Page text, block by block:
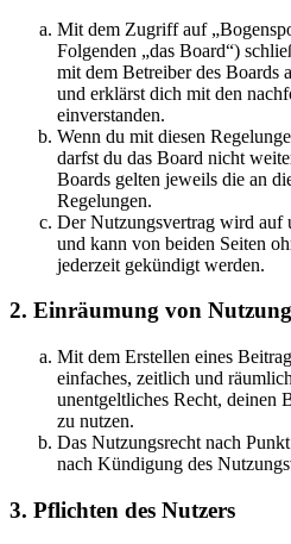
Mit dem Zugriff auf
Folgenden „das Board“)
mit dem Betreiber des Boards
und erklärst dich mit den
einverstanden.
Wenn du mit diesen
darfst du das Board nicht
Boards gelten jeweils die an
Regelungen.
Der Nutzungsvertrag wird auf
und kann von beiden Seiten
jederzeit gekündigt werden.
2. Einräumung von
Mit dem Erstellen eines
einfaches, zeitlich und
unentgeltliches Recht, deinen
zu nutzen.
Das Nutzungsrecht nach
nach Kündigung des
3. Pflichten des Nutzers